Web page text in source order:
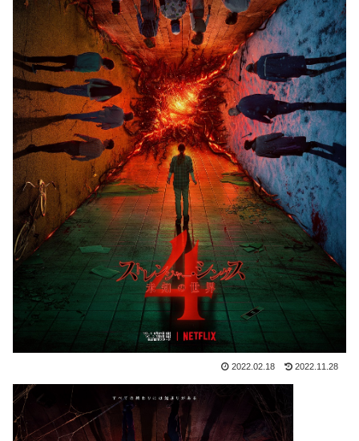
2022.02.18 2022.11.28